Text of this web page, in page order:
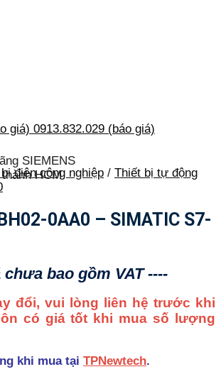
giá) 0913.832.029 (báo giá)
SIEMENS
HCM
điện công nghiệp / Thiết bị tự động
0AA0 – SIMATIC S7-
chưa bao gồm VAT ----
đổi, vui lòng liên hệ trước khi
có giá tốt khi mua số lượng
khi mua tại TPNewtech.